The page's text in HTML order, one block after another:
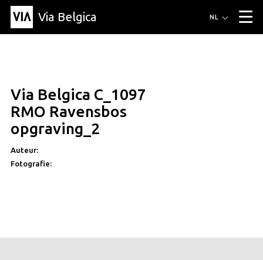
Via Belgica ▼
Artikel
Educatie
Recept
Vrienden
Over Via Belgica
Over Via Belgica
NL
Via Belgica C_1097
RMO Ravensbos
opgraving_2
Auteur:
Fotografie: